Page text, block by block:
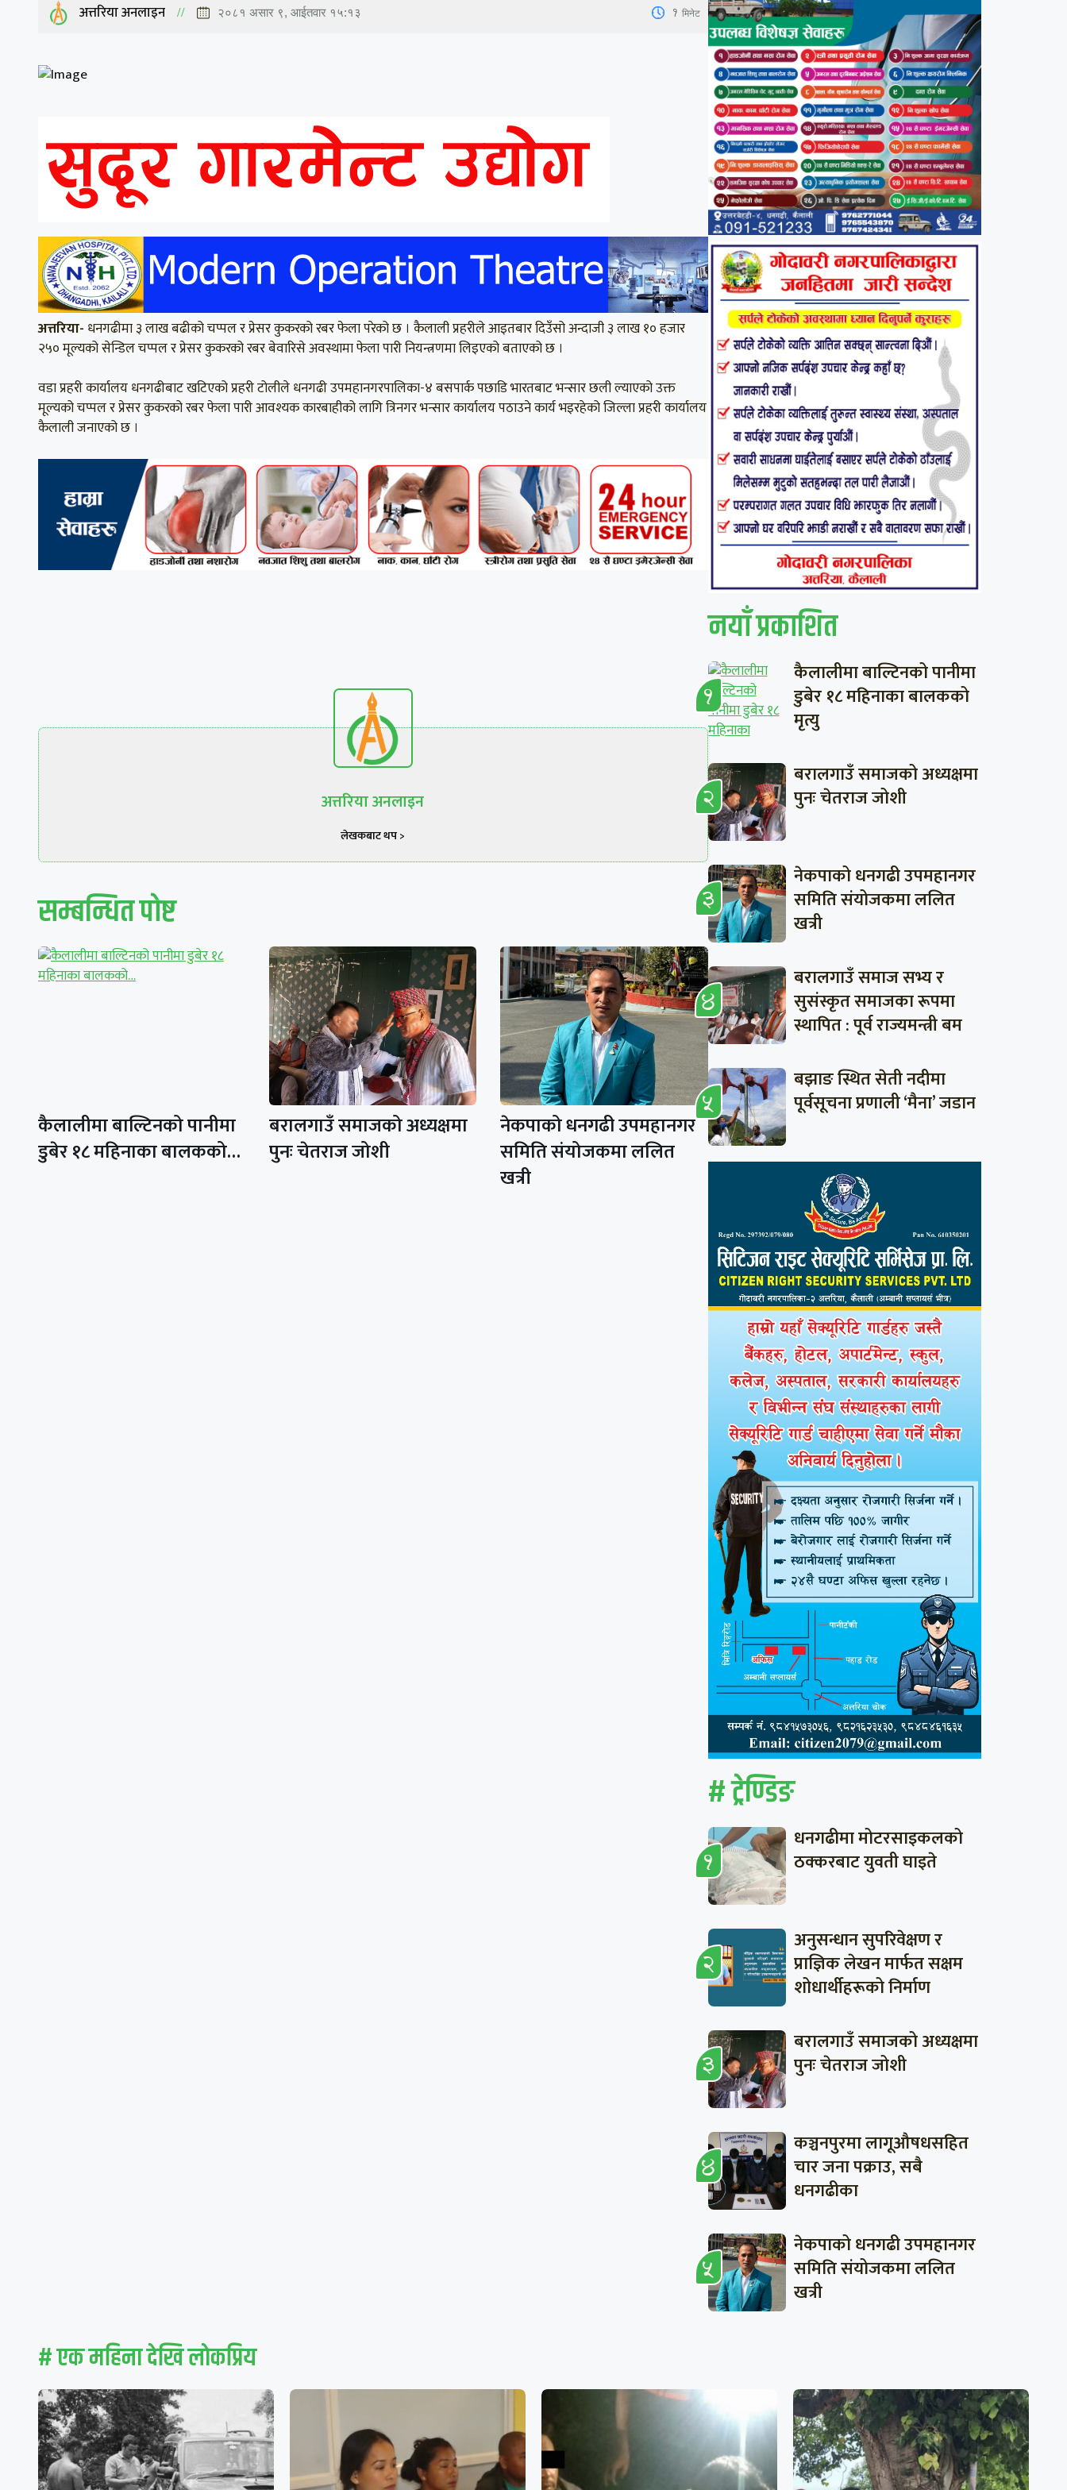
अत्तरिया अनलाइन २०८१ असार ९, आईतवार १५:१३ 1 मिनेट
अत्तरिया- धनगढीमा ३ लाख बढीको चप्पल र प्रेसर कुकरको रबर फेला परेको छ । कैलाली प्रहरीले आइतबार दिउँसो अन्दाजी ३ लाख १० हजार
२५० मूल्यको सेन्डिल चप्पल र प्रेसर कुकरको रबर बेवारिसे अवस्थामा फेला पारी नियन्त्रणमा लिइएको बताएको छ ।
वडा प्रहरी कार्यालय धनगढीबाट खटिएको प्रहरी टोलीले धनगढी उपमहानगरपालिका-४ बसपार्क पछाडि भारतबाट भन्सार छली ल्याएको उक्त
मूल्यको चप्पल र प्रेसर कुकरको रबर फेला पारी आवश्यक कारबाहीको लागि त्रिनगर भन्सार कार्यालय पठाउने कार्य भइरहेको जिल्ला प्रहरी कार्यालय
कैलाली जनाएको छ ।
अत्तरिया अनलाइन
लेखकबाट थप >
सम्बन्धित पाेष्ट
कैलालीमा बाल्टिनको पानीमा
डुबेर १८ महिनाका बालकको…
बरालगाउँ समाजको अध्यक्षमा
पुनः चेतराज जोशी
नेकपाको धनगढी उपमहानगर
समिति संयोजकमा ललित
खत्री
नयाँ प्रकाशित
कैलालीमा बाल्टिनको पानीमा
डुबेर १८ महिनाका बालकको
मृत्यु
बरालगाउँ समाजको अध्यक्षमा
पुनः चेतराज जोशी
नेकपाको धनगढी उपमहानगर
समिति संयोजकमा ललित
खत्री
बरालगाउँ समाज सभ्य र
सुसंस्कृत समाजका रूपमा
स्थापित : पूर्व राज्यमन्त्री बम
बझाङ स्थित सेती नदीमा
पूर्वसूचना प्रणाली ‘मैना’ जडान
# ट्रेण्डिङ
धनगढीमा मोटरसाइकलको
ठक्करबाट युवती घाइते
अनुसन्धान सुपरिवेक्षण र
प्राज्ञिक लेखन मार्फत सक्षम
शोधार्थीहरूको निर्माण
बरालगाउँ समाजको अध्यक्षमा
पुनः चेतराज जोशी
कञ्चनपुरमा लागूऔषधसहित
चार जना पक्राउ, सबै
धनगढीका
नेकपाको धनगढी उपमहानगर
समिति संयोजकमा ललित
खत्री
# एक महिना देखि लाेकप्रिय